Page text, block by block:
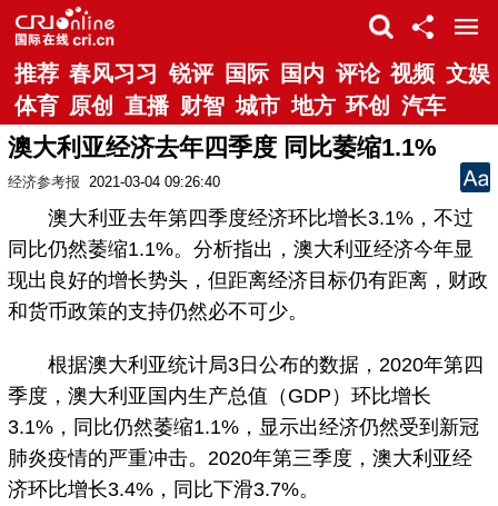
推荐 春风习习 锐评 国际 国内 评论 视频 文娱
体育 原创 直播 财智 城市 地方 环创 汽车
澳大利亚经济去年四季度 同比萎缩1.1%
经济参考报 2021-03-04 09:26:40
澳大利亚去年第四季度经济环比增长3.1%，不过
同比仍然萎缩1.1%。分析指出，澳大利亚经济今年显
现出良好的增长势头，但距离经济目标仍有距离，财政
和货币政策的支持仍然必不可少。
根据澳大利亚统计局3日公布的数据，2020年第四
季度，澳大利亚国内生产总值（GDP）环比增长
3.1%，同比仍然萎缩1.1%，显示出经济仍然受到新冠
肺炎疫情的严重冲击。2020年第三季度，澳大利亚经
济环比增长3.4%，同比下滑3.7%。